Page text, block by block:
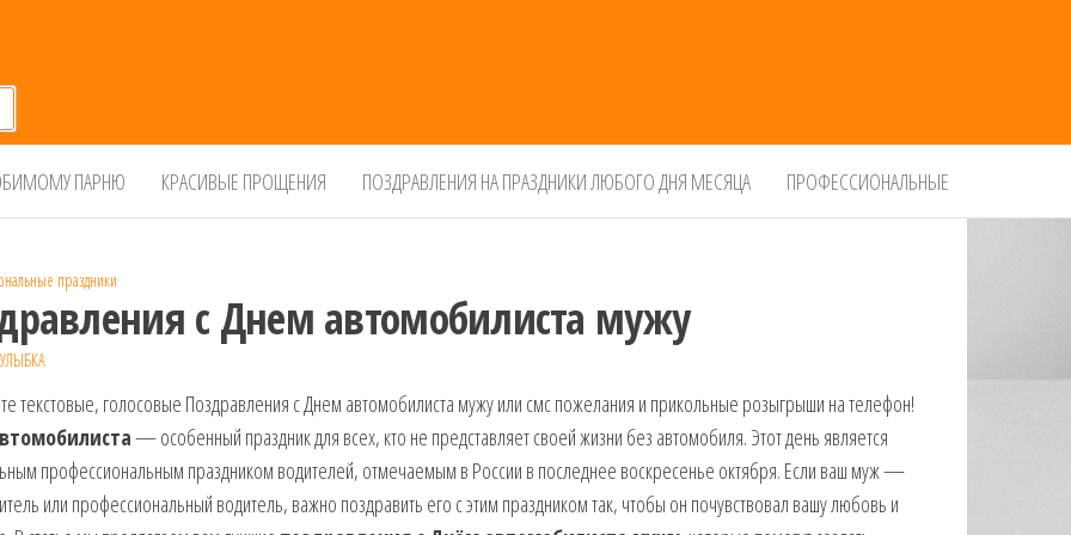
ПАРНЮ КРАСИВЫЕ ПРОЩЕНИЯ ПОЗДРАВЛЕНИЯ НА ПРАЗДНИКИ ЛЮБОГО ДНЯ МЕСЯЦА ПРОФЕССИОНАЛЬНЫЕ
праздники
с Днем автомобилиста мужу
УЛЫБКА
текстовые, голосовые Поздравления с Днем автомобилиста мужу или смс пожелания и прикольные розыгрыши на телефон!
— особенный праздник для всех, кто не представляет своей жизни без автомобиля. Этот день является
профессиональным праздником водителей, отмечаемым в России в последнее воскресенье октября. Если ваш муж —
или профессиональный водитель, важно поздравить его с этим праздником так, чтобы он почувствовал вашу любовь и